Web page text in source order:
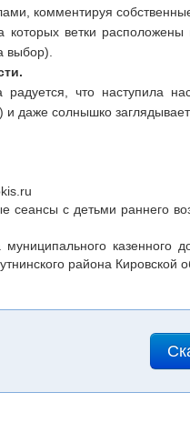
комментируя
ветки расположены
выбор).
что наступила
и даже солнышко
сеансы с детьми раннего
казенного
района Кировской